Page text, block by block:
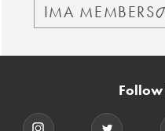
IMA
Follow